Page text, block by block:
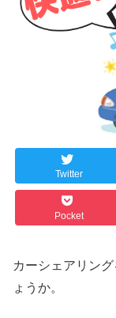
Twitter
Pocket
カーシェアリン
ょうか。